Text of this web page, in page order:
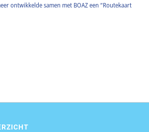
ontwikkelde samen met BOAZ een “Routekaart